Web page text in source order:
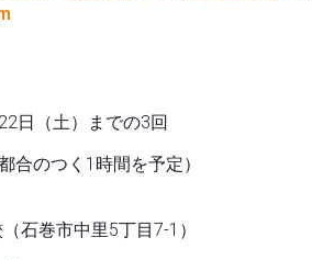
日（土）までの3回
合のつく1時間を予定）
石巻市中里5丁目7-1）